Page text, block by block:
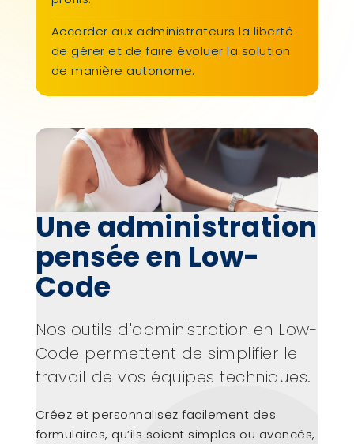
Accorder aux administrateurs la liberté
de gérer et de faire évoluer la solution
de manière autonome.
Une administration
pensée en Low-
Code
Nos outils d'administration en Low-
Code permettent de simplifier le
travail de vos équipes techniques.
Créez et personnalisez facilement des
formulaires, qu’ils soient simples ou avancés,